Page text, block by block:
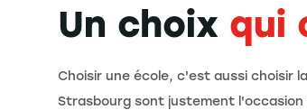
Un choix qui
Choisir une école, c'est aussi choisir
Strasbourg sont justement